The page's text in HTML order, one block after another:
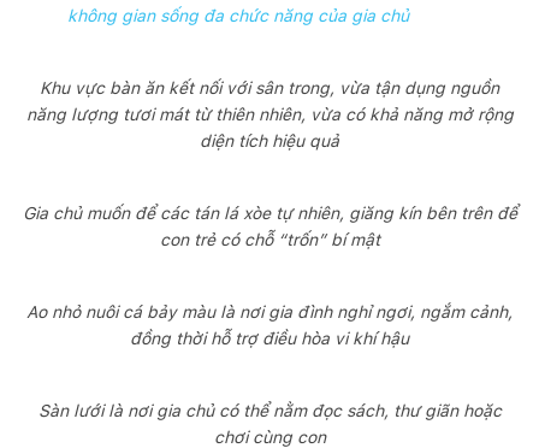
không gian sống đa chức năng của gia chủ
Khu vực bàn ăn kết nối với sân trong, vừa tận dụng nguồn
năng lượng tươi mát từ thiên nhiên, vừa có khả năng mở rộng
diện tích hiệu quả
Gia chủ muốn để các tán lá xòe tự nhiên, giăng kín bên trên để
con trẻ có chỗ “trốn” bí mật
Ao nhỏ nuôi cá bảy màu là nơi gia đình nghỉ ngơi, ngắm cảnh,
đồng thời hỗ trợ điều hòa vi khí hậu
Sàn lưới là nơi gia chủ có thể nằm đọc sách, thư giãn hoặc
chơi cùng con